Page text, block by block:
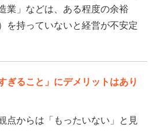
業」などは、ある程度の余裕
を持っていないと経営が不安定
ぎること」にデメリットはあり
点からは「もったいない」と見